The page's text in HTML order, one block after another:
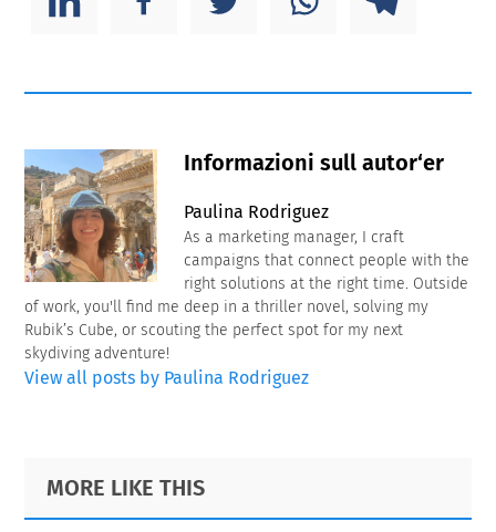
Informazioni sull autor‘er
Paulina Rodriguez
As a marketing manager, I craft
campaigns that connect people with the
right solutions at the right time. Outside
of work, you'll find me deep in a thriller novel, solving my
Rubik’s Cube, or scouting the perfect spot for my next
skydiving adventure!
View all posts by Paulina Rodriguez
Primary
Sidebar
Footer
MORE LIKE THIS